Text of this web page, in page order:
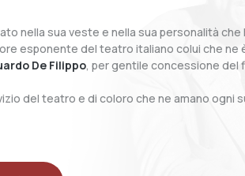
nella sua veste e nella sua personalità che
esponente del teatro italiano colui che ne
De Filippo, per gentile concessione del
del teatro e di coloro che ne amano ogni